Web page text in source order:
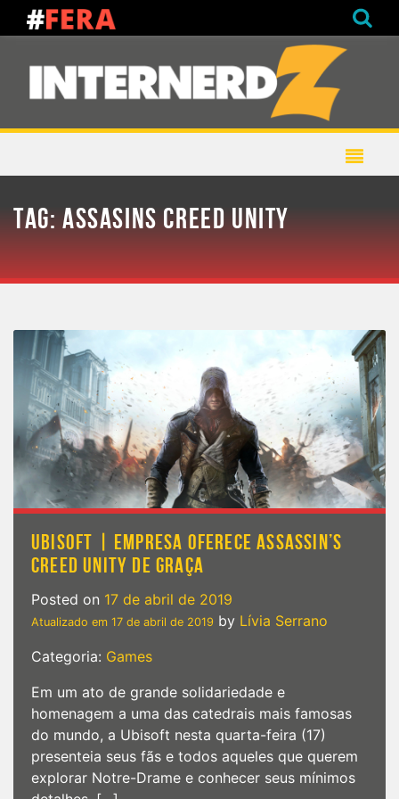
TAG:ASSASINS CREED UNITY
UBISOFT | EMPRESA OFERECE ASSASSIN’S
CREED UNITY DE GRAÇA
Posted on 17 de abril de 2019
Atualizado em 17 de abril de 2019 by Lívia Serrano
Categoria: Games
Em um ato de grande solidariedade e
homenagem a uma das catedrais mais famosas
do mundo, a Ubisoft nesta quarta-feira (17)
presenteia seus fãs e todos aqueles que querem
explorar Notre-Drame e conhecer seus mínimos